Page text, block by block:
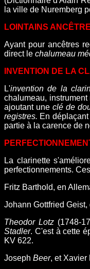
la ville de Nuremberg
LOINTAINS
Ayant pour ancêtres
direct le chalumeau
INVENTION DE LA
L'invention de la
chalumeau,
ajoutant une clé de
registres. En
partie à la carence de
La clarinette
perfectionnements.
Fritz Barthold, en
Johann Gottfried
Theodor Lotz (1748-
Stadler. C'est à cette
KV 622.
Joseph Beer, et Xavier